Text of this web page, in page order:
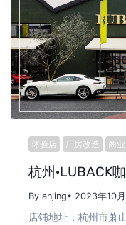
体验店 厂房改造 商
杭州·LUBACK
By anjing• 2023年10月
店铺地址：杭州市萧